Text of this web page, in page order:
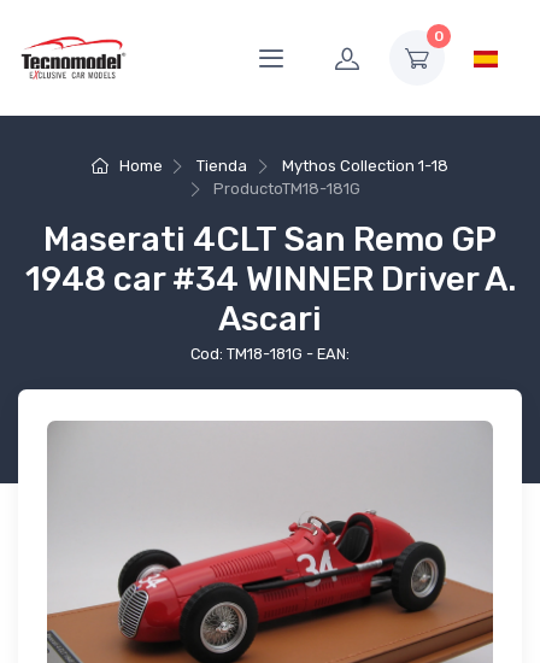
0
Home Tienda
Mythos Collection 1-18
ProductoTM18-181G
Maserati 4CLT San Remo GP
1948 car #34 WINNER Driver A.
Ascari
Cod: TM18-181G - EAN: